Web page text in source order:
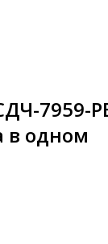
7959-
в одном